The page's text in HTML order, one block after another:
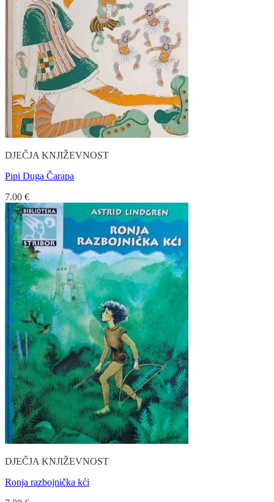
DJEČJA KNJIŽEVNOST
Pipi Duga Čarapa
7.00 €
DJEČJA KNJIŽEVNOST
Ronja razbojnička kći